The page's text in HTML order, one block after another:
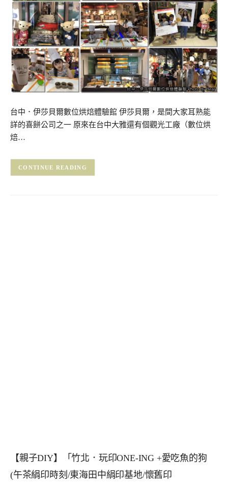
台中．伊莎貝爾數位烘焙體驗館 伊莎貝爾，是間大家耳熟能
詳的喜餅公司之一 原來在台中大雅還有個觀光工廠（數位烘
焙…
CONTINUE READING
【親子DIY】「竹北．玩印ONE-ING +愛吃魚的狗
(午茶絹印時刻/東海田中絹印基地/懷舊印